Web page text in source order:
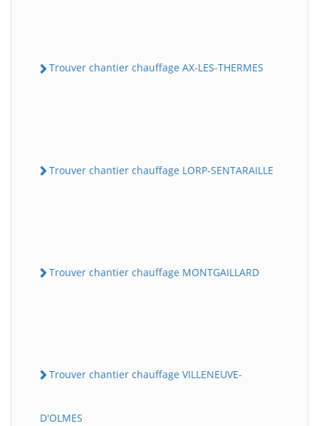
Trouver chantier chauffage AX-LES-THERMES
Trouver chantier chauffage LORP-SENTARAILLE
Trouver chantier chauffage MONTGAILLARD
Trouver chantier chauffage VILLENEUVE-
D'OLMES